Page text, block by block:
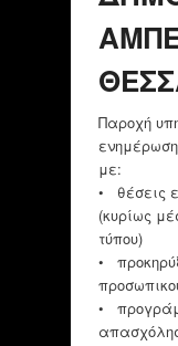
Παροχή
με:
• θέσεις
(κυρίως
τύπου)
•
•